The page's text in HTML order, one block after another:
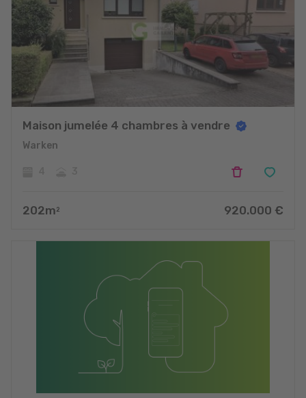
Maison jumelée 4 chambres à vendre
Warken
202m 2 920.000 €